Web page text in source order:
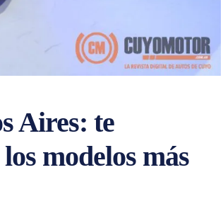
Aires: te
modelos más